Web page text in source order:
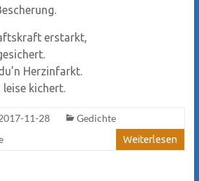
erstarkt,
Herzinfarkt.
kichert.
11-28
Gedichte
Weiterlesen